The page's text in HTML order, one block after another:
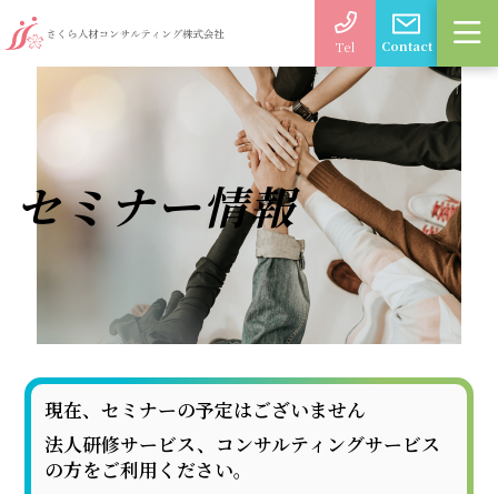
Tel Contact
セミナー情報
現在、セミナーの予定はございません
法人研修サービス、コンサルティングサービス
の方をご利用ください。